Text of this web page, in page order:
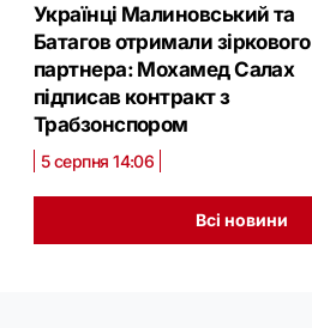
Українці Малиновський та
Батагов отримали зіркового
партнера: Мохамед Салах
підписав контракт з
Трабзонспором
5 серпня 14:06
Всі новини